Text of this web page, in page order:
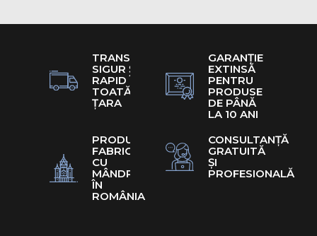
TRANSPORT
SIGUR ȘI
RAPID ÎN
TOATĂ
ȚARA
GARANȚIE
EXTINSĂ
PENTRU
PRODUSE
DE PÂNĂ
LA 10 ANI
PRODUSE
FABRICATE
CU
MÂNDRIE
ÎN
ROMÂNIA
CONSULTANȚĂ
GRATUITĂ
ȘI
PROFESIONALĂ